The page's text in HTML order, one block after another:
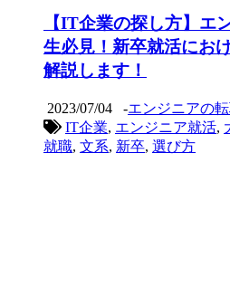
【IT企業の探し方】エ
生必見！新卒就活にお
解説します！
2023/07/04 -エンジニアの
IT企業, エンジニア就活,
就職, 文系, 新卒, 選び方